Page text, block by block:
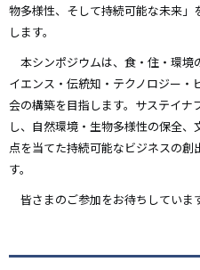
物多様性、そして持続可能な未来
します。
本シンポジウムは、食・住・環境
イエンス・伝統知・テクノロジー
会の構築を目指します。サステイ
し、自然環境・生物多様性の保全
点を当てた持続可能なビジネスの
す。
皆さまのご参加をお待ちしています